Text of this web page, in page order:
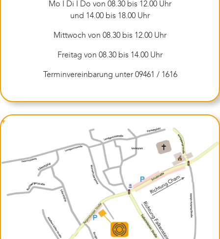
Mo I Di I Do von 08.30 bis 12.00 Uhr
und 14.00 bis 18.00 Uhr
Mittwoch von 08.30 bis 12.00 Uhr
Freitag von 08.30 bis 14.00 Uhr
Terminvereinbarung unter 09461 / 1616
+